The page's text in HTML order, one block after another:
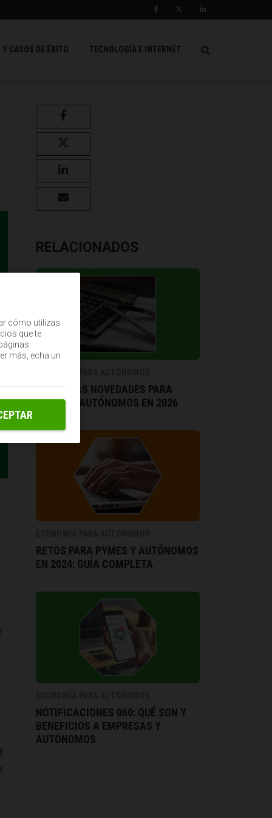
Y CASOS DE ÉXITO TECNOLOGÍA E INTERNET
RELACIONADOS
TODAS LAS NOVEDADES PARA
PYMES Y AUTÓNOMOS EN 2026
RETOS PARA PYMES Y AUTÓNOMOS
EN 2024: GUÍA COMPLETA
NOTIFICACIONES 060: QUÉ SON Y
BENEFICIOS A EMPRESAS Y
AUTÓNOMOS
cómo utilizas
que te
más, echa un